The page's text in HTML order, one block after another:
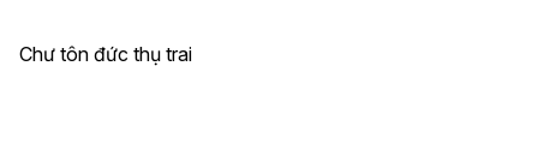
Chư tôn đức thụ trai